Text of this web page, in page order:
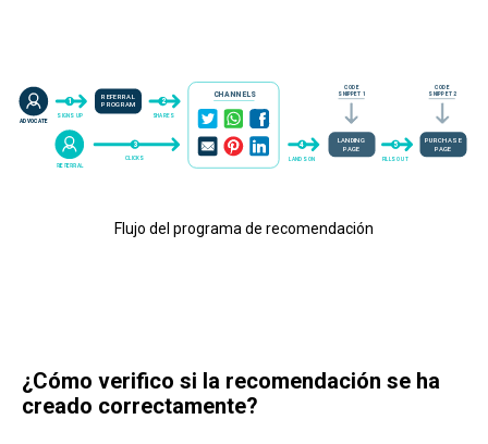
Flujo del programa de recomendación
¿Cómo verifico si la recomendación se ha
creado correctamente?